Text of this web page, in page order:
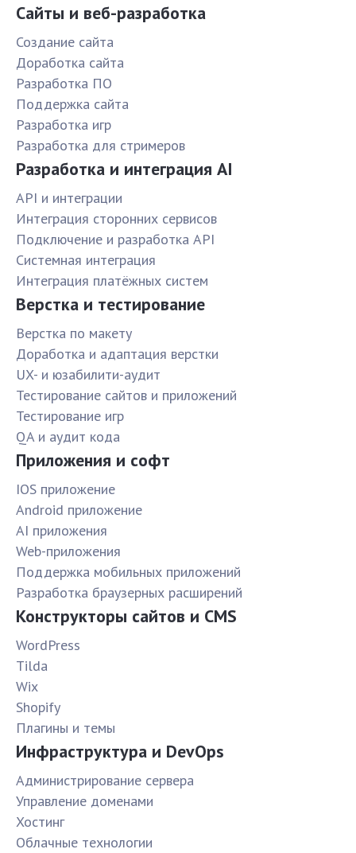
Сайты и веб-разработка
Создание сайта
Доработка сайта
Разработка ПО
Поддержка сайта
Разработка игр
Разработка для стримеров
Разработка и интеграция AI
API и интеграции
Интеграция сторонних сервисов
Подключение и разработка API
Системная интеграция
Интеграция платёжных систем
Верстка и тестирование
Верстка по макету
Доработка и адаптация верстки
UX- и юзабилити-аудит
Тестирование сайтов и приложений
Тестирование игр
QA и аудит кода
Приложения и софт
IOS приложение
Android приложение
AI приложения
Web-приложения
Поддержка мобильных приложений
Разработка браузерных расширений
Конструкторы сайтов и CMS
WordPress
Tilda
Wix
Shopify
Плагины и темы
Инфраструктура и DevOps
Администрирование сервера
Управление доменами
Хостинг
Облачные технологии